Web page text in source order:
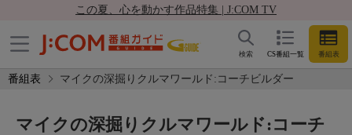
この夏、心を動かす作品特集 | J:COM TV
CS番組一覧 番組表
検索
番組表 マイクの深掘りクルマワールド:コーチビルダー
マイクの深掘りクルマワールド:コーチ